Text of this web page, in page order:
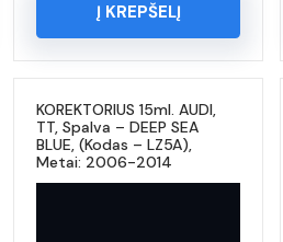
Į KREPŠELĮ
KOREKTORIUS 15ml. AUDI,
TT, Spalva – DEEP SEA
BLUE, (Kodas – LZ5A),
Metai: 2006-2014